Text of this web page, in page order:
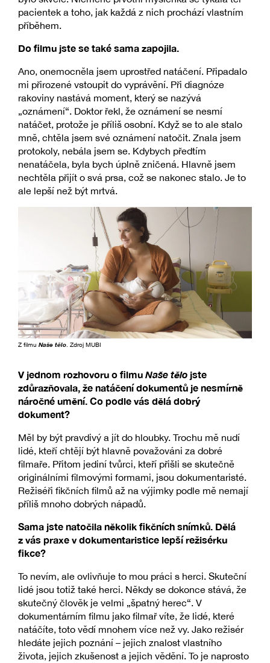
pacientek a toho, jak každá z nich prochází vlastním
příběhem.
Do filmu jste se také sama zapojila.
Ano, onemocněla jsem uprostřed natáčení. Připadalo
mi přirozené vstoupit do vyprávění. Při diagnóze
rakoviny nastává moment, který se nazývá
„oznámení“. Doktor řekl, že oznámení se nesmí
natáčet, protože je příliš osobní. Když se to ale stalo
mně, chtěla jsem své oznámení natočit. Znala jsem
protokoly, nebála jsem se. Kdybych předtím
nenatáčela, byla bych úplně zničená. Hlavně jsem
nechtěla přijít o svá prsa, což se nakonec stalo. Je to
ale lepší než být mrtvá.
Z filmu Naše tělo . Zdroj MUBI
V jednom rozhovoru o filmu Naše tělo jste
zdůrazňovala, že natáčení dokumentů je nesmírně
náročné umění. Co podle vás dělá dobrý
dokument?
Měl by být pravdivý a jít do hloubky. Trochu mě nudí
lidé, kteří chtějí být hlavně považováni za dobré
filmaře. Přitom jediní tvůrci, kteří přišli se skutečně
originálními filmovými formami, jsou dokumentaristé.
Režiséři fikčních filmů až na výjimky podle mě nemají
příliš mnoho dobrých nápadů.
Sama jste natočila několik fikčních snímků. Dělá
z vás praxe v dokumentaristice lepší režisérku
fikce?
To nevím, ale ovlivňuje to mou práci s herci. Skuteční
lidé jsou totiž také herci. Někdy se dokonce stává, že
skutečný člověk je velmi „špatný herec“. V
dokumentárním filmu jako filmař víte, že lidé, které
natáčíte, toto vědí mnohem více než vy. Jako režisér
hledáte jejich poznání – jejich znalost vlastního
života, jejich zkušenost a jejich vědění. To je naprosto